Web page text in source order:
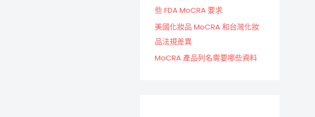
些 FDA MoCRA 要求
美國化妝品 MoCRA 和台灣化妝
品法規差異
MoCRA 產品列名需要哪些資料